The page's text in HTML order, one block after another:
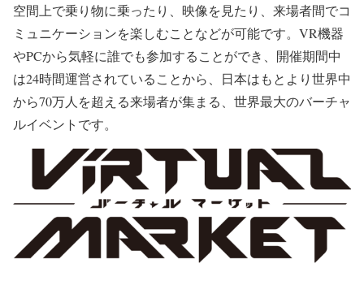
空間上で乗り物に乗ったり、映像を見たり、来場者間でコ
ミュニケーションを楽しむことなどが可能です。VR機器
やPCから気軽に誰でも参加することができ、開催期間中
は24時間運営されていることから、日本はもとより世界中
から70万人を超える来場者が集まる、世界最大のバーチャ
ルイベントです。